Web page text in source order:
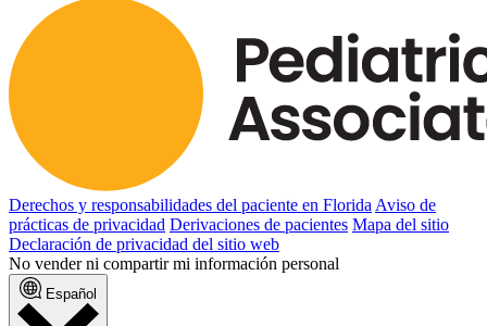
Derechos y responsabilidades del paciente en Florida Aviso de
prácticas de privacidad Derivaciones de pacientes Mapa del sitio
Declaración de privacidad del sitio web
No vender ni compartir mi información personal
Español